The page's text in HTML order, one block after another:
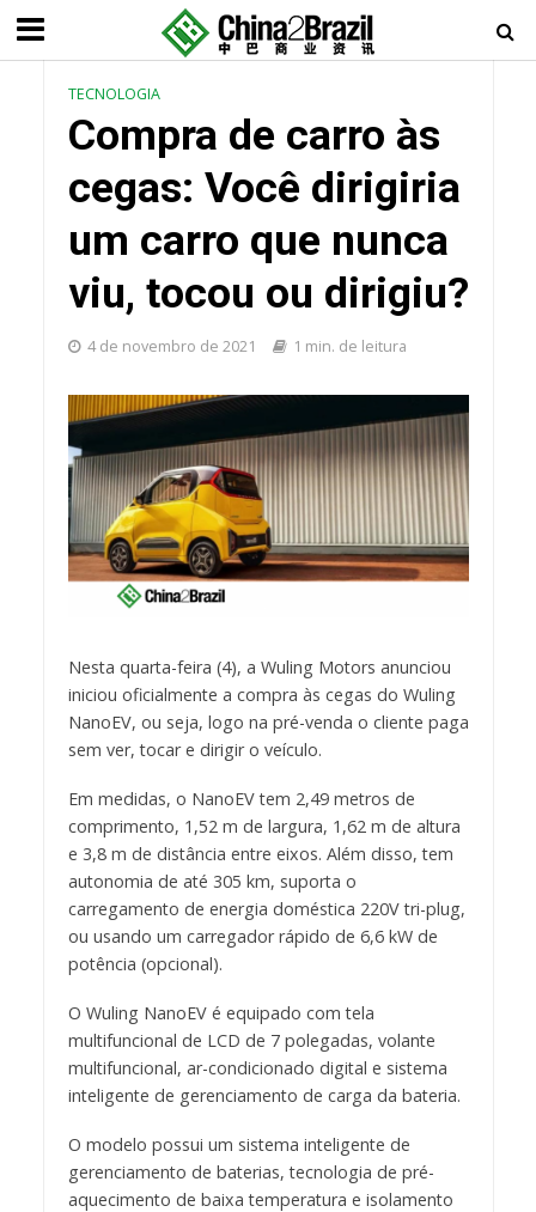
TECNOLOGIA
Compra de carro às
cegas: Você dirigiria
um carro que nunca
viu, tocou ou dirigiu?
4 de novembro de 2021 1 min. de leitura
Nesta quarta-feira (4), a Wuling Motors anunciou
iniciou oficialmente a compra às cegas do Wuling
NanoEV, ou seja, logo na pré-venda o cliente paga
sem ver, tocar e dirigir o veículo.
Em medidas, o NanoEV tem 2,49 metros de
comprimento, 1,52 m de largura, 1,62 m de altura
e 3,8 m de distância entre eixos. Além disso, tem
autonomia de até 305 km, suporta o
carregamento de energia doméstica 220V tri-plug,
ou usando um carregador rápido de 6,6 kW de
potência (opcional).
O Wuling NanoEV é equipado com tela
multifuncional de LCD de 7 polegadas, volante
multifuncional, ar-condicionado digital e sistema
inteligente de gerenciamento de carga da bateria.
O modelo possui um sistema inteligente de
gerenciamento de baterias, tecnologia de pré-
aquecimento de baixa temperatura e isolamento